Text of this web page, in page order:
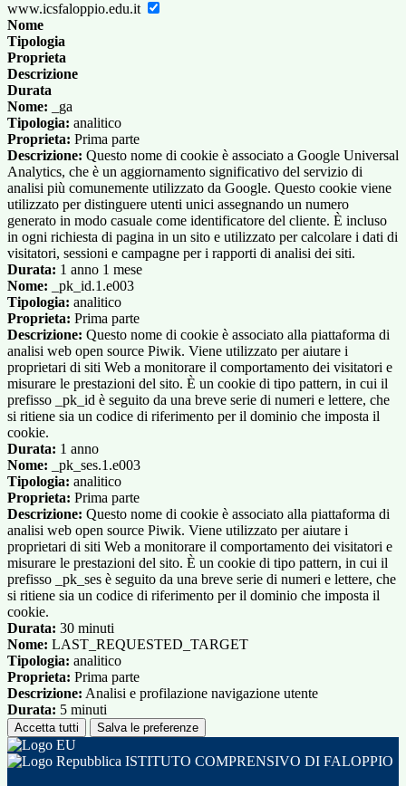
www.icsfaloppio.edu.it
Nome
Tipologia
Proprieta
Descrizione
Durata
Nome: _ga
Tipologia: analitico
Proprieta: Prima parte
Descrizione: Questo nome di cookie è associato a Google Universal
Analytics, che è un aggiornamento significativo del servizio di
analisi più comunemente utilizzato da Google. Questo cookie viene
utilizzato per distinguere utenti unici assegnando un numero
generato in modo casuale come identificatore del cliente. È incluso
in ogni richiesta di pagina in un sito e utilizzato per calcolare i dati di
visitatori, sessioni e campagne per i rapporti di analisi dei siti.
Durata: 1 anno 1 mese
Nome: _pk_id.1.e003
Tipologia: analitico
Proprieta: Prima parte
Descrizione: Questo nome di cookie è associato alla piattaforma di
analisi web open source Piwik. Viene utilizzato per aiutare i
proprietari di siti Web a monitorare il comportamento dei visitatori e
misurare le prestazioni del sito. È un cookie di tipo pattern, in cui il
prefisso _pk_id è seguito da una breve serie di numeri e lettere, che
si ritiene sia un codice di riferimento per il dominio che imposta il
cookie.
Durata: 1 anno
Nome: _pk_ses.1.e003
Tipologia: analitico
Proprieta: Prima parte
Descrizione: Questo nome di cookie è associato alla piattaforma di
analisi web open source Piwik. Viene utilizzato per aiutare i
proprietari di siti Web a monitorare il comportamento dei visitatori e
misurare le prestazioni del sito. È un cookie di tipo pattern, in cui il
prefisso _pk_ses è seguito da una breve serie di numeri e lettere, che
si ritiene sia un codice di riferimento per il dominio che imposta il
cookie.
Durata: 30 minuti
Nome: LAST_REQUESTED_TARGET
Tipologia: analitico
Proprieta: Prima parte
Descrizione: Analisi e profilazione navigazione utente
Durata: 5 minuti
Accetta tutti Salva le preferenze
ISTITUTO COMPRENSIVO DI FALOPPIO